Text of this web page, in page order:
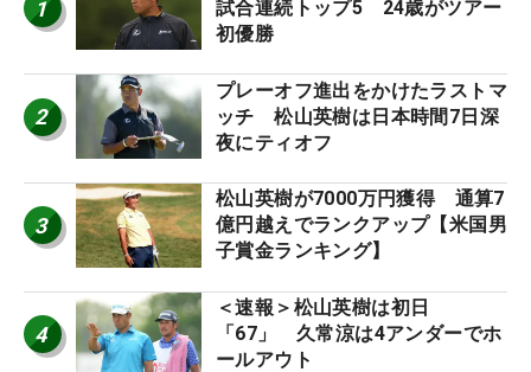
1
試合連続トップ5 24歳がツアー
初優勝
2
プレーオフ進出をかけたラストマ
ッチ 松山英樹は日本時間7日深
夜にティオフ
3
松山英樹が7000万円獲得 通算7
億円越えでランクアップ【米国男
子賞金ランキング】
4
＜速報＞松山英樹は初日
「67」 久常涼は4アンダーでホ
ールアウト